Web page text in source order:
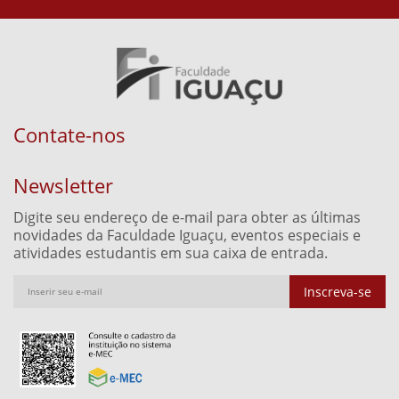
Contate-nos
Newsletter
Digite seu endereço de e-mail para obter as últimas
novidades da Faculdade Iguaçu, eventos especiais e
atividades estudantis em sua caixa de entrada.
Inscreva-se